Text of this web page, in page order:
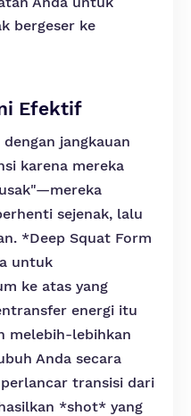
bergeser ke
Efektif
jangkauan
karena mereka
sejenak, lalu
*Deep Squat Form
untuk
ke atas yang
energi itu
melebih-lebihkan
Anda secara
transisi dari
*shot* yang